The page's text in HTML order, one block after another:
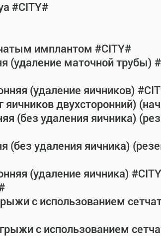
#CITY#
имплантом #CITY#
(удаление маточной трубы)
(удаление яичников)
двухсторонний)
(без удаления яичника)
(без удаления яичника)
(удаление яичника)
с использованием
с использованием